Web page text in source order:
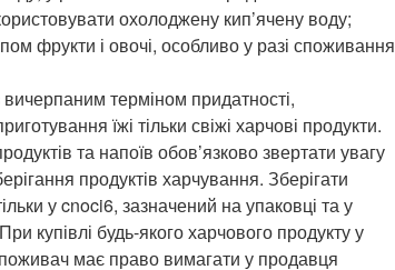
охолоджену кип’ячену воду;
фрукти і овочі, особливо у разі споживання
терміном придатності,
їжі тільки свіжі харчові продукти.
та напоїв обов’язково звертати увагу
продуктів харчування. Зберігати
у cnoci6, зазначений на упаковці та у
купівлі будь-якого харчового продукту у
має право вимагати у продавця